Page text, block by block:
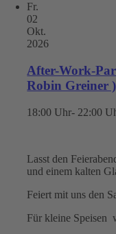
Fr.
02
Okt.
2026
After-Work-
Robin Greiner )
18:00 Uhr- 22:00
Lasst den
und einem kalten
Feiert mit uns den
Für kleine Speisen